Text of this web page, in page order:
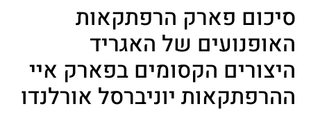
סיכום פארק הרפתקאות
האופנועים של האגריד
היצורים הקסומים בפארק איי
ההרפתקאות יוניברסל אורלנדו